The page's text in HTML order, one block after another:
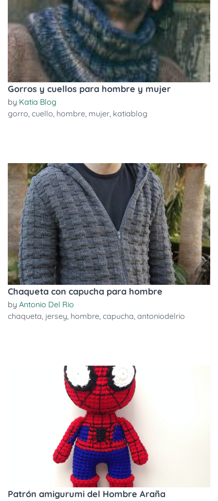
Gorros y cuellos para hombre y mujer
by Katia Blog
gorro, cuello, hombre, mujer, katiablog
Chaqueta con capucha para hombre
by Antonio Del Rio
chaqueta, jersey, hombre, capucha, antoniodelrio
Patrón amigurumi del Hombre Araña